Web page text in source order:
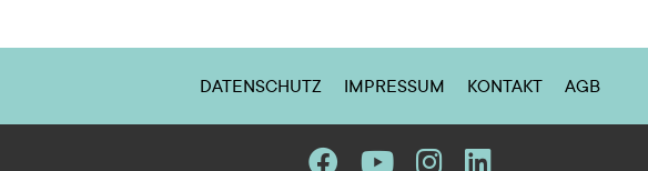
DATENSCHUTZ IMPRESSUM KONTAKT AGB